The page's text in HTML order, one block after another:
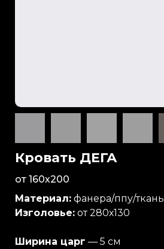
Кровать ДЕГА
от 160х200
Материал: фанера/ппу/ткань
Изголовье: от 280х130
Ширина царг — 5 см